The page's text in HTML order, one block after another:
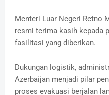
Menteri Luar Negeri Retno
resmi terima kasih kepada
fasilitasi yang diberikan.
Dukungan logistik,
Azerbaijan menjadi pilar
proses evakuasi berjalan